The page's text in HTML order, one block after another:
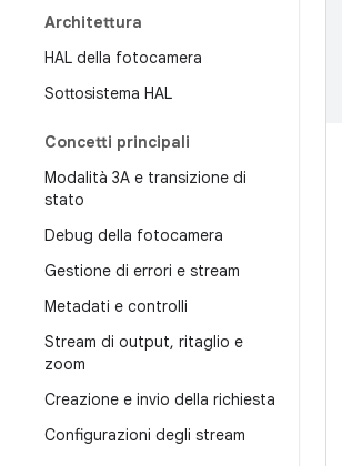
Architettura
HAL della fotocamera
Sottosistema HAL
Concetti principali
Modalità 3A e transizione di
stato
Debug della fotocamera
Gestione di errori e stream
Metadati e controlli
Stream di output, ritaglio e
zoom
Creazione e invio della richiesta
Configurazioni degli stream